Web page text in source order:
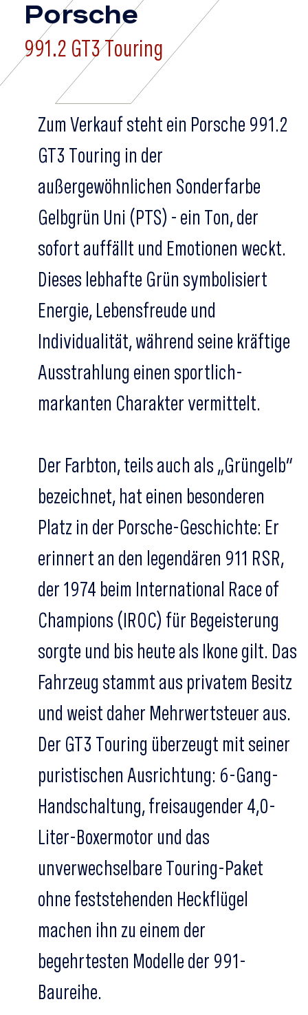
Porsche
991.2 GT3 Touring
Zum Verkauf steht ein Porsche 991.2
GT3 Touring in der
außergewöhnlichen Sonderfarbe
Gelbgrün Uni (PTS) - ein Ton, der
sofort auffällt und Emotionen weckt.
Dieses lebhafte Grün symbolisiert
Energie, Lebensfreude und
Individualität, während seine kräftige
Ausstrahlung einen sportlich-
markanten Charakter vermittelt.
Der Farbton, teils auch als „Grüngelb“
bezeichnet, hat einen besonderen
Platz in der Porsche-Geschichte: Er
erinnert an den legendären 911 RSR,
der 1974 beim International Race of
Champions (IROC) für Begeisterung
sorgte und bis heute als Ikone gilt. Das
Fahrzeug stammt aus privatem Besitz
und weist daher Mehrwertsteuer aus.
Der GT3 Touring überzeugt mit seiner
puristischen Ausrichtung: 6-Gang-
Handschaltung, freisaugender 4,0-
Liter-Boxermotor und das
unverwechselbare Touring-Paket
ohne feststehenden Heckflügel
machen ihn zu einem der
begehrtesten Modelle der 991-
Baureihe.